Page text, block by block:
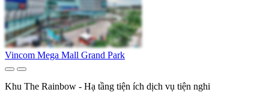
Vincom Mega Mall Grand Park
Khu The Rainbow - Hạ tầng tiện ích dịch vụ tiện nghi